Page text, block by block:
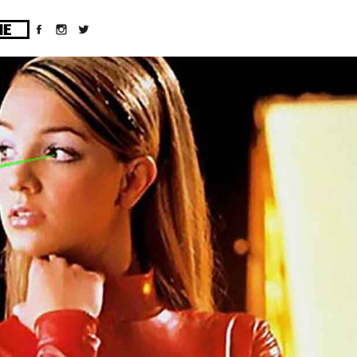
10/d43051023/htdocs/wordpress/wp-